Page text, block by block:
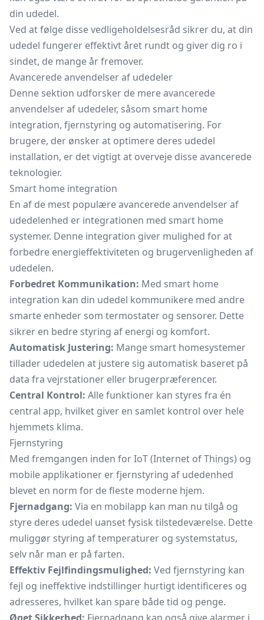
din udedel.
Ved at følge disse vedligeholdelsesråd sikrer du, at din
udedel fungerer effektivt året rundt og giver dig ro i
sindet, de mange år fremover.
Avancerede anvendelser af udedeler
Denne sektion udforsker de mere avancerede
anvendelser af udedeler, såsom smart home
integration, fjernstyring og automatisering. For
brugere, der ønsker at optimere deres udedel
installation, er det vigtigt at overveje disse avancerede
teknologier.
Smart home integration
En af de mest populære avancerede anvendelser af
udedelenhed er integrationen med smart home
systemer. Denne integration giver mulighed for at
forbedre energieffektiviteten og brugervenligheden af
udedelen.
Forbedret Kommunikation: Med smart home
integration kan din udedel kommunikere med andre
smarte enheder som termostater og sensorer. Dette
sikrer en bedre styring af energi og komfort.
Automatisk Justering: Mange smart homesystemer
tillader udedelen at justere sig automatisk baseret på
data fra vejrstationer eller brugerpræferencer.
Central Kontrol: Alle funktioner kan styres fra én
central app, hvilket giver en samlet kontrol over hele
hjemmets klima.
Fjernstyring
Med fremgangen inden for IoT (Internet of Things) og
mobile applikationer er fjernstyring af udedenhed
blevet en norm for de fleste moderne hjem.
Fjernadgang: Via en mobilapp kan man nu tilgå og
styre deres udedel uanset fysisk tilstedeværelse. Dette
muliggør styring af temperaturer og systemstatus,
selv når man er på farten.
Effektiv Fejlfindingsmulighed: Ved fjernstyring kan
fejl og ineffektive indstillinger hurtigt identificeres og
adresseres, hvilket kan spare både tid og penge.